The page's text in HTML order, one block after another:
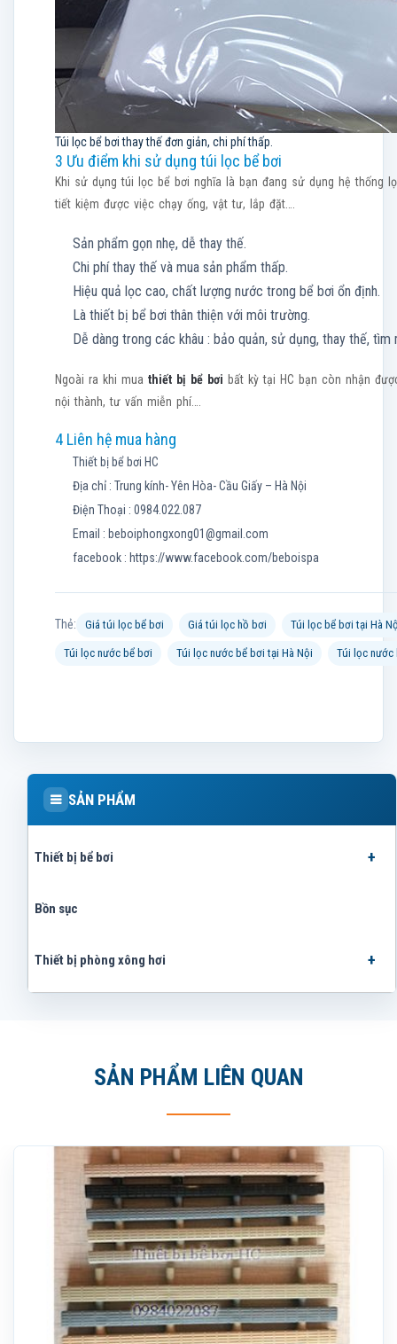
Túi lọc bể bơi thay thế đơn giản, chi phí thấp.
3 Ưu điểm khi sử dụng túi lọc bể bơi
Khi sử dụng túi lọc bể bơi nghĩa là bạn đang sử dụng hệ thống
tiết kiệm được việc chạy ống, vật tư, lắp đặt….
Sản phẩm gọn nhẹ, dễ thay thế.
Chi phí thay thế và mua sản phẩm thấp.
Hiệu quả lọc cao, chất lượng nước trong bể bơi ổn định.
Là thiết bị bể bơi thân thiện với môi trường.
Dễ dàng trong các khâu : bảo quản, sử dụng, thay thế, tìm
Ngoài ra khi mua thiết bị bể bơi bất kỳ tại HC bạn còn nhận
nội thành, tư vấn miễn phí….
4 Liên hệ mua hàng
Thiết bị bể bơi HC
Địa chỉ : Trung kính- Yên Hòa- Cầu Giấy – Hà Nội
Điện Thoại : 0984.022.087
Email : beboiphongxong01@gmail.com
facebook : https://www.facebook.com/beboispa
Thẻ: Giá túi lọc bể bơi Giá túi lọc hồ bơi Túi lọc bể bơi tại Hà
Túi lọc nước bể bơi Túi lọc nước bể bơi tại Hà Nội Túi lọc nước
SẢN PHẨM
Thiết bị bể bơi
Bồn sục
Thiết bị phòng xông hơi
SẢN PHẨM LIÊN QUAN